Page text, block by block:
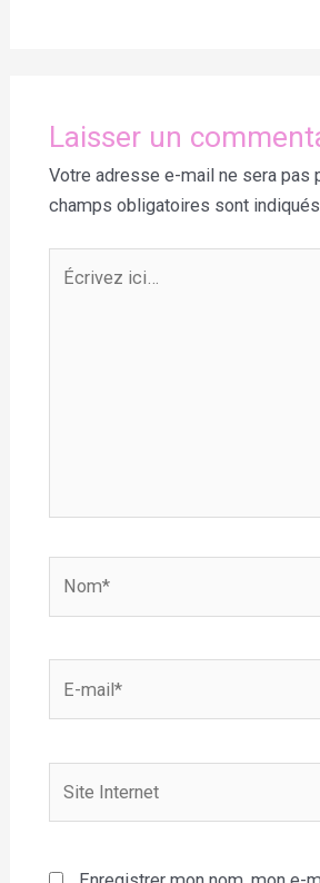
Laisser un
Votre adresse e-mail ne sera pas
champs obligatoires sont
Écrivez